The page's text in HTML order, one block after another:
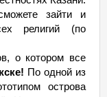
зайти и
религий (по
о котором все
По одной из
острова